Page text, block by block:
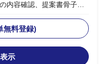
内容確認、提案書骨子検
・編集・確認、取りまと
ンダーへの仕様確認、見
認、取りまとめ、SE積算を
無料登録)
示